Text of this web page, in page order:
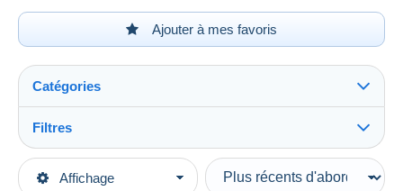
Ajouter à mes favoris
Affichage
Catégories
Catégories principales
Filtres
Types de vente